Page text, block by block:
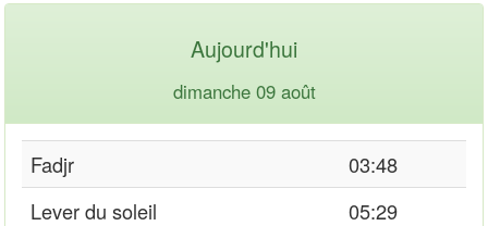
Aujourd'hui
dimanche 09 août
Fadjr
03:48
Lever du soleil
05:29